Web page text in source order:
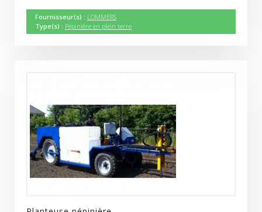
Fournisseur(s) : LOMMERS
Type(s) : Pépinière en plein terre